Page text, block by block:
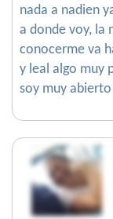
nada a nadien
a donde voy, la
conocerme va
y leal algo muy
soy muy